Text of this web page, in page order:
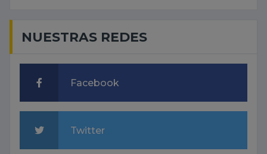
NUESTRAS REDES
Facebook
Twitter